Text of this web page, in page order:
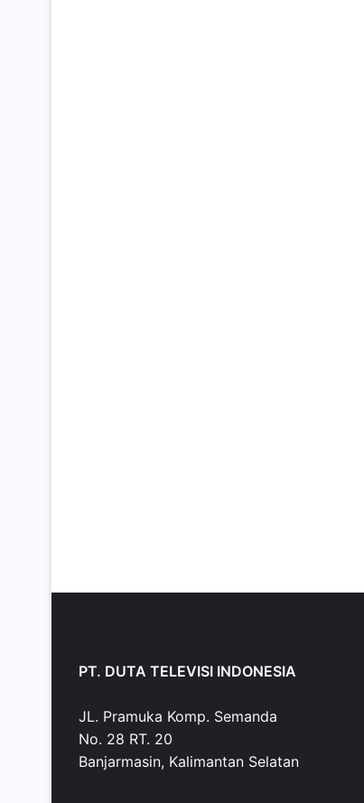
PT. DUTA TELEVISI INDONESIA
JL. Pramuka Komp. Semanda
No. 28 RT. 20
Banjarmasin, Kalimantan Selatan